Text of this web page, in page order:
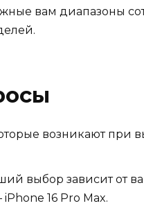
вам диапазоны
возникают при
выбор зависит от
16 Pro Max.